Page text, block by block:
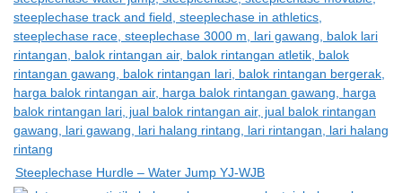
Steeplechase Hurdle – Water Jump YJ-WJB